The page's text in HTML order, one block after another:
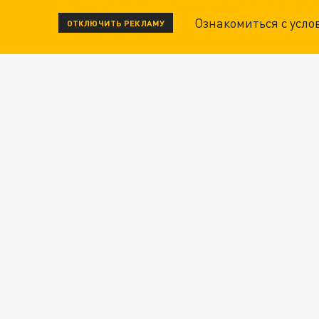
ОТКЛЮЧИТЬ РЕКЛАМУ Ознакомиться с